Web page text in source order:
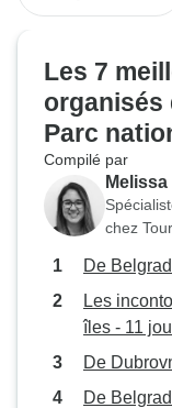
Les 7
organisés
Parc
Compilé par
Melissa
chez
De
Les
îles - 11
De
De